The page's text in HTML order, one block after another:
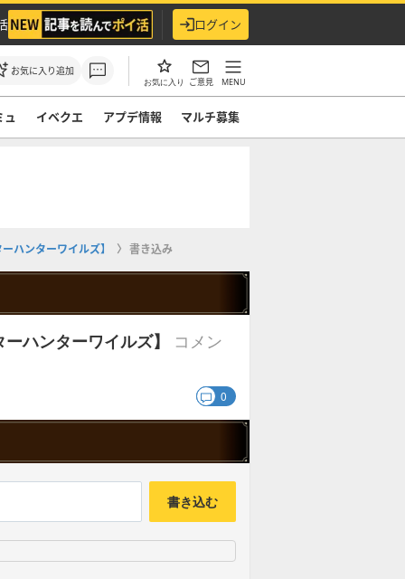
ログイン
お気に入り追加
お気に入り ご意見 MENU
ュ イベクエ アプデ情報 マルチ募集
ハンターワイルズ】 書き込み
ハンターワイルズ】
コメン
0
書き込む